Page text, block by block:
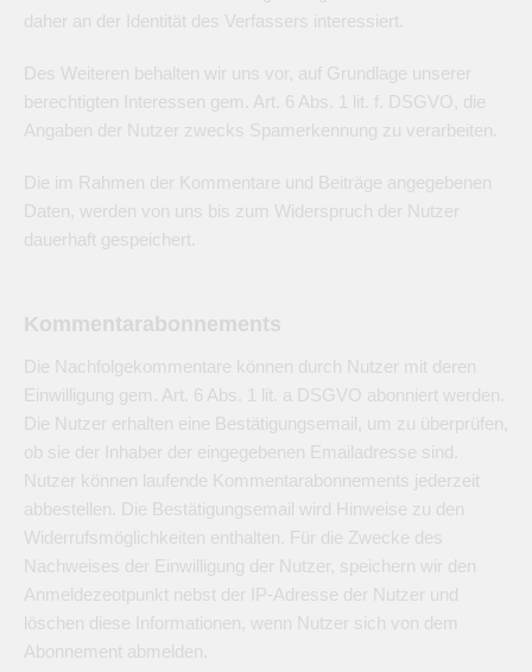
daher an der Identität des Verfassers interessiert.
Des Weiteren behalten wir uns vor, auf Grundlage unserer
berechtigten Interessen gem. Art. 6 Abs. 1 lit. f. DSGVO, die
Angaben der Nutzer zwecks Spamerkennung zu verarbeiten.
Die im Rahmen der Kommentare und Beiträge angegebenen
Daten, werden von uns bis zum Widerspruch der Nutzer
dauerhaft gespeichert.
Kommentarabonnements
Die Nachfolgekommentare können durch Nutzer mit deren
Einwilligung gem. Art. 6 Abs. 1 lit. a DSGVO abonniert werden.
Die Nutzer erhalten eine Bestätigungsemail, um zu überprüfen,
ob sie der Inhaber der eingegebenen Emailadresse sind.
Nutzer können laufende Kommentarabonnements jederzeit
abbestellen. Die Bestätigungsemail wird Hinweise zu den
Widerrufsmöglichkeiten enthalten. Für die Zwecke des
Nachweises der Einwilligung der Nutzer, speichern wir den
Anmeldezeotpunkt nebst der IP-Adresse der Nutzer und
löschen diese Informationen, wenn Nutzer sich von dem
Abonnement abmelden.